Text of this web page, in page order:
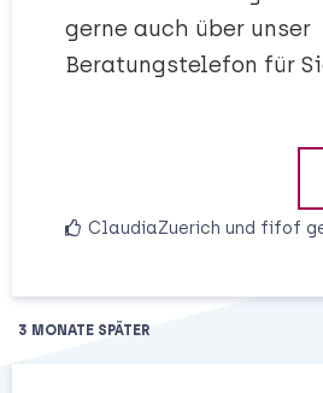
gerne auch über unser
Beratungstelefon für
ClaudiaZuerich und fifof
3 MONATE SPÄTER